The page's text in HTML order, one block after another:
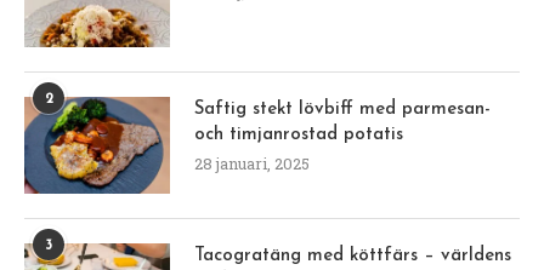
2
Saftig stekt lövbiff med parmesan-
och timjanrostad potatis
28 januari, 2025
3
Tacogratäng med köttfärs – världens